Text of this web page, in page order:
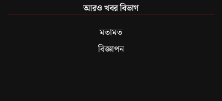
আরও খবর বিভাগ
মতামত
বিজ্ঞাপন